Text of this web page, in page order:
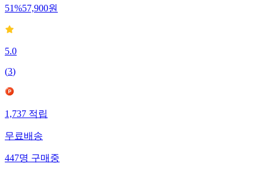
51%57,900원
5.0
(3)
1,737 적립
무료배송
447명 구매중